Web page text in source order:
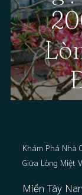
Khám Phá Nhà
Giữa Lòng Miệt
Miền Tây